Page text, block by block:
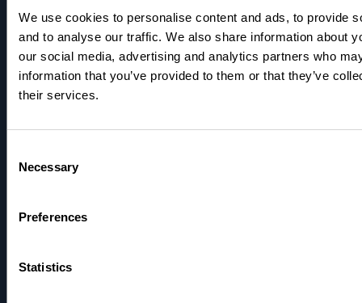
We use cookies to personalise content and ads, to provide
and to analyse our traffic. We also share information about
our social media, advertising and analytics partners who
information that you’ve provided to them or that they’ve
their services.
Selection
Necessary
Preferences
Statistics
Paikkakunnat
Tilitoimisto Alajärvi
Tilitoimisto Helsinki